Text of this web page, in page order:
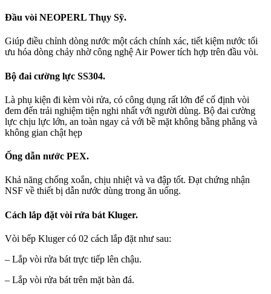
Đầu vòi NEOPERL Thụy Sỹ.
Giúp điều chỉnh dòng nước một cách chính xác, tiết kiệm nước tối
ưu hóa dòng chảy nhờ công nghệ Air Power tích hợp trên đầu vòi.
Bộ đai cường lực SS304.
Là phụ kiện đi kèm vòi rửa, có công dụng rất lớn để cố định vòi
đem đến trải nghiệm tiện nghi nhất với người dùng. Bộ đai cường
lực chịu lực lớn, an toàn ngay cả với bề mặt không bằng phẳng và
không gian chật hẹp
Ống dẫn nước PEX.
Khả năng chống xoắn, chịu nhiệt và va đập tốt. Đạt chứng nhận
NSF về thiết bị dẫn nước dùng trong ăn uống.
Cách lắp đặt vòi rửa bát Kluger.
Vòi bếp Kluger có 02 cách lắp đặt như sau:
– Lắp vòi rửa bát trực tiếp lên chậu.
– Lắp vòi rửa bát trên mặt bàn đá.